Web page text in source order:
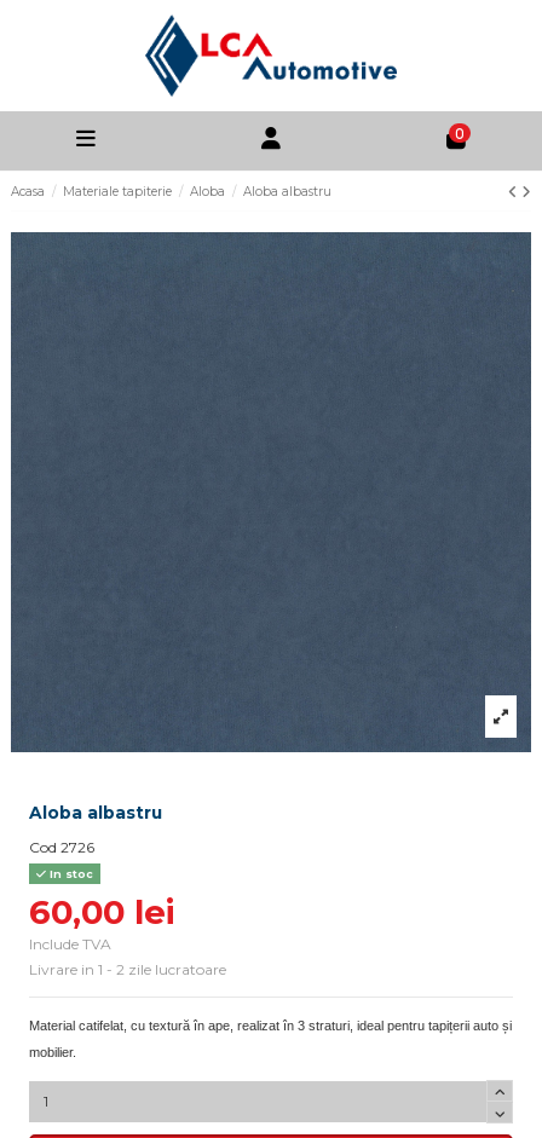
0
Acasa Materiale tapiterie Aloba Aloba albastru
Aloba albastru
Cod 2726
In stoc
60,00 lei
Include TVA
Livrare in 1 - 2 zile lucratoare
Material catifelat, cu textură în ape, realizat în 3 straturi, ideal pentru tapițerii auto și
mobilier.